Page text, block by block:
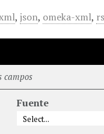
,json, omeka-xml,
campos
Fuente